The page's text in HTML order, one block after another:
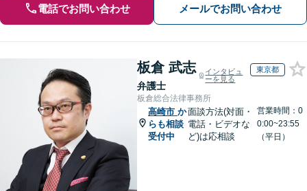
電話でお問い合わせ メールでお問い合わせ
板倉 武志
弁護士
インタビュ
ーを見る
東京都
板倉総合法律事務所
高崎市 か
らも相談
受付中
面談方法(対面・
電話・ビデオな
ど)は応相談
営業時間：0
0:00~23:55
（平日）